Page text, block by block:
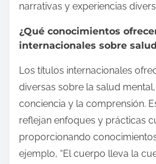
narrativas y experiencias
¿Qué conocimientos
internacionales sobre
Los títulos internacionales
diversas sobre la salud
conciencia y la comprensión.
reflejan enfoques y prácticas
proporcionando
ejemplo, “El cuerpo lleva la